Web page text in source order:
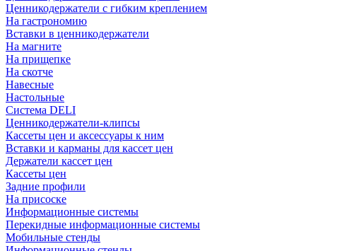
Ценникодержатели с гибким креплением
На гастрономию
Вставки в ценникодержатели
На магните
На прищепке
На скотче
Навесные
Настольные
Система DELI
Ценникодержатели-клипсы
Кассеты цен и аксессуары к ним
Вставки и карманы для кассет цен
Держатели кассет цен
Кассеты цен
Задние профили
На присоске
Информационные системы
Перекидные информационные системы
Мобильные стенды